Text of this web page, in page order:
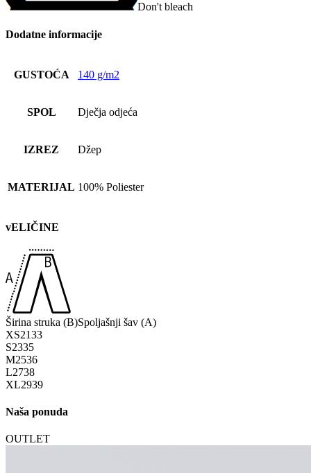
Don't bleach
Dodatne informacije
GUSTOĆA 140 g/m2
SPOL Dječja odjeća
IZREZ Džep
MATERIJAL 100% Poliester
vELIČINE
Širina struka (B)Spoljašnji šav (A)
XS2133
S2335
M2536
L2738
XL2939
Naša ponuda
OUTLET